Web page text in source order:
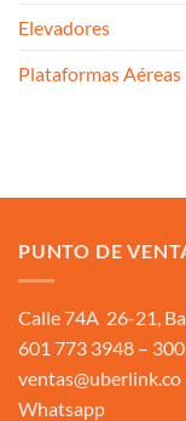
Elevadores
Plataformas Aéreas
PUNTO DE
Calle 74A 26-21,
601 773 3948 –
ventas@uberlink.co
Whatsapp